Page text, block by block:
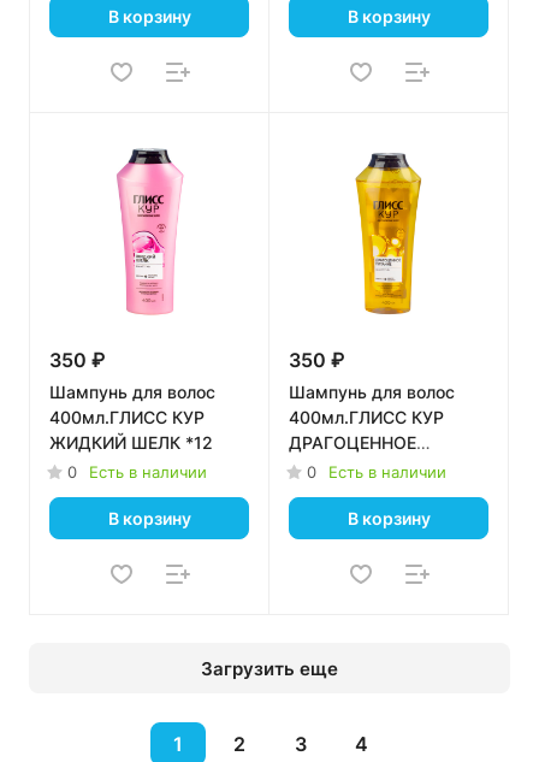
В корзину В корзину
350 ₽
Шампунь для волос
400мл.ГЛИСС КУР
ЖИДКИЙ ШЕЛК *12
0 Есть в наличии
В корзину
350 ₽
Шампунь для волос
400мл.ГЛИСС КУР
ДРАГОЦЕННОЕ
ПИТАНИЕ *12
0 Есть в наличии
В корзину
Загрузить еще
1 2 3 4